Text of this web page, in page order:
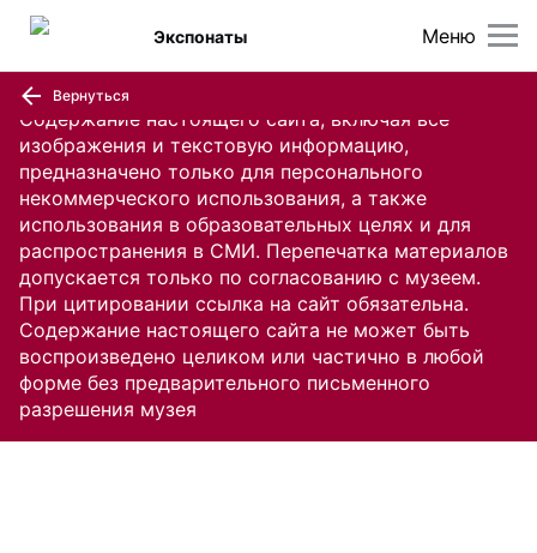
Содержание настоящего сайта, включая все
изображения и текстовую информацию,
предназначено только для персонального
некоммерческого использования, а также
использования в образовательных целях и для
распространения в СМИ. Перепечатка материалов
допускается только по согласованию с музеем.
При цитировании ссылка на сайт обязательна.
Содержание настоящего сайта не может быть
воспроизведено целиком или частично в любой
форме без предварительного письменного
разрешения музея
Меню
Экспонаты
Вернуться